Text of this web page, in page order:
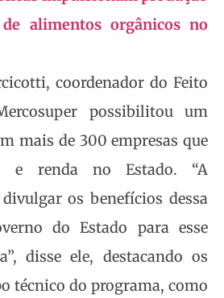
alimentos orgânicos no
coordenador do Feito
possibilitou um
mais de 300 empresas que
e renda no Estado. “A
os benefícios dessa
do Estado para esse
disse ele, destacando os
técnico do programa, como